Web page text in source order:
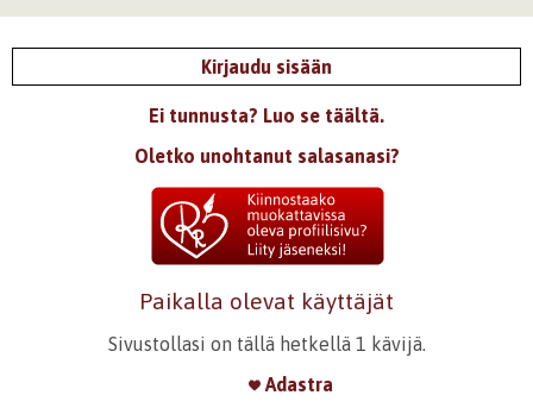
Kirjaudu sisään
Ei tunnusta? Luo se täältä.
Oletko unohtanut salasanasi?
Paikalla olevat käyttäjät
Sivustollasi on tällä hetkellä 1 kävijä.
Adastra